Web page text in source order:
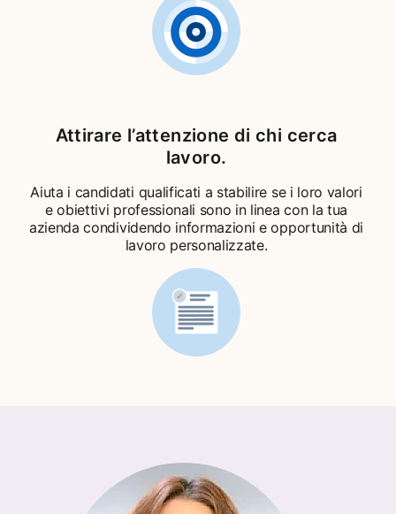
Attirare l’attenzione di chi cerca
lavoro.
Aiuta i candidati qualificati a stabilire se i loro valori
e obiettivi professionali sono in linea con la tua
azienda condividendo informazioni e opportunità di
lavoro personalizzate.